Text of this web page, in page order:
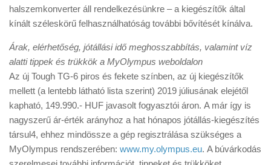
halszemkonverter áll rendelkezésünkre – a kiegészítők által
kínált széleskörű felhasználhatóság további bővítését kínálva.
Árak, elérhetőség, jótállási idő meghosszabbítás, valamint víz
alatti tippek és trükkök a MyOlympus weboldalon
Az új Tough TG-6 piros és fekete színben, az új kiegészítők
mellett (a lentebb látható lista szerint) 2019 júliusának elejétől
kapható, 149.990.- HUF javasolt fogyasztói áron. A már így is
nagyszerű ár-érték arányhoz a hat hónapos jótállás-kiegészítés
társul4, ehhez mindössze a gép regisztrálása szükséges a
MyOlympus rendszerében: www.my.olympus.eu. A búvárkodás